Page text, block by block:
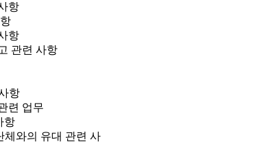
항
항
관련 사항
항
련 업무
항
체와의 유대 관련 사